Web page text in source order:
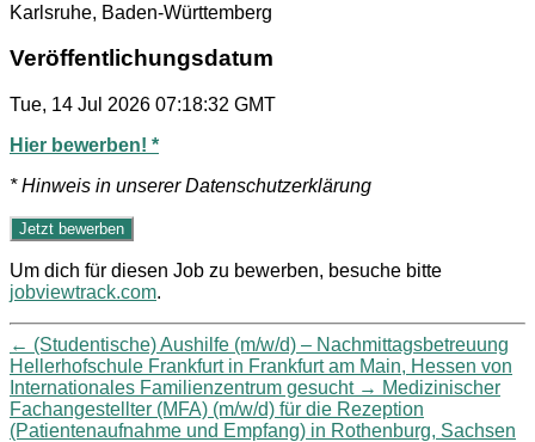
Karlsruhe, Baden-Württemberg
Veröffentlichungsdatum
Tue, 14 Jul 2026 07:18:32 GMT
Hier bewerben! *
* Hinweis in unserer Datenschutzerklärung
Um dich für diesen Job zu bewerben, besuche bitte
jobviewtrack.com.
← (Studentische) Aushilfe (m/w/d) – Nachmittagsbetreuung
Hellerhofschule Frankfurt in Frankfurt am Main, Hessen von
Internationales Familienzentrum gesucht → Medizinischer
Fachangestellter (MFA) (m/w/d) für die Rezeption
(Patientenaufnahme und Empfang) in Rothenburg, Sachsen